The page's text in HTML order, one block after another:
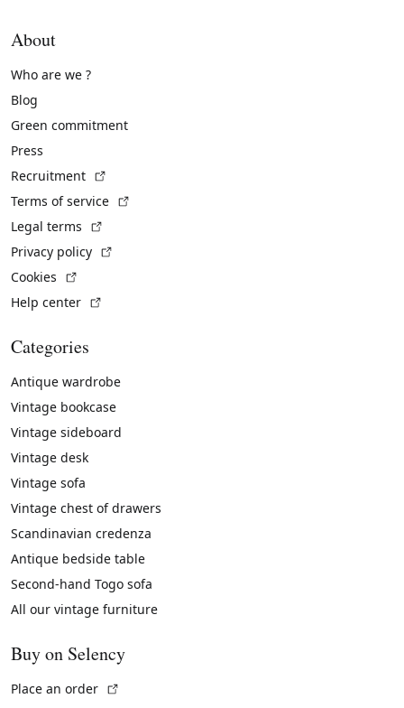
About
Who are we ?
Blog
Green commitment
Press
Recruitment
Terms of service
Legal terms
Privacy policy
Cookies
Help center
Categories
Antique wardrobe
Vintage bookcase
Vintage sideboard
Vintage desk
Vintage sofa
Vintage chest of drawers
Scandinavian credenza
Antique bedside table
Second-hand Togo sofa
All our vintage furniture
Buy on Selency
Place an order